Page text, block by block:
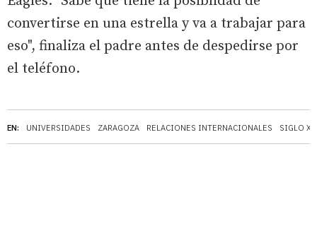
EN: UNIVERSIDADES ZARAGOZA RELACIONES INTERNACIONALES SIGLO
convertirse en una estrella y va a trabajar para
eso", finaliza el padre antes de despedirse por
el teléfono.